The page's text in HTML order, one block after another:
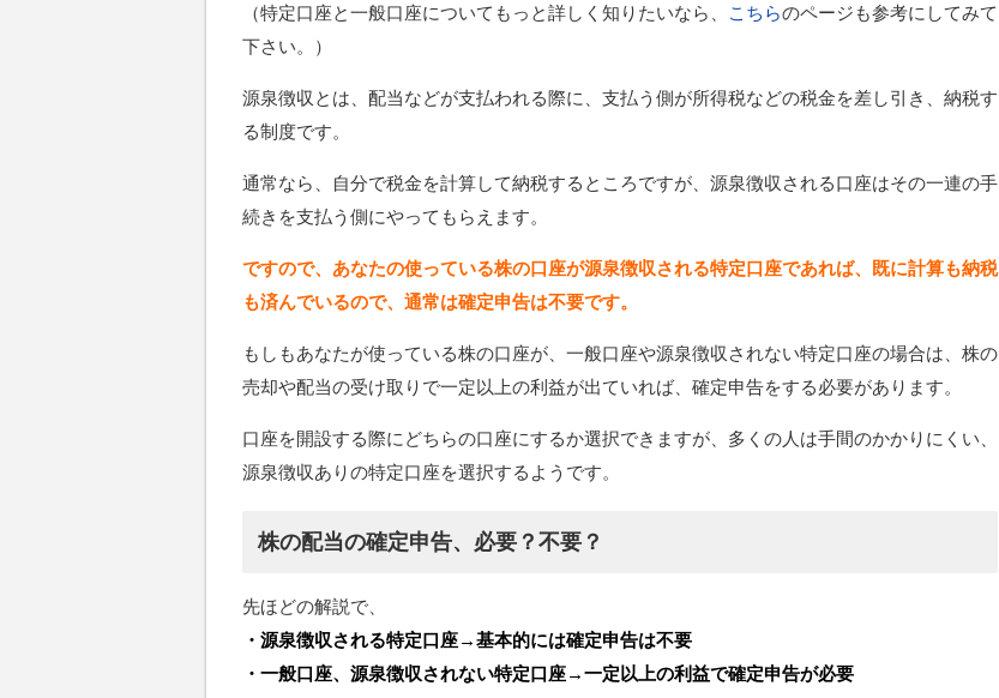
（特定口座と一般口座についてもっと詳しく知りたいなら、 こちらのページも参考にしてみて
下さい。）
源泉徴収とは、配当などが支払われる際に、支払う側が所得税などの税金を差し引き、納税す
る制度です。
通常なら、自分で税金を計算して納税するところですが、源泉徴収される口座はその一連の手
続きを支払う側にやってもらえます。
ですので、あなたの使っている株の口座が源泉徴収される特定口座であれば、既に計算も納税
も済んでいるので、通常は確定申告は不要です。
もしもあなたが使っている株の口座が、一般口座や源泉徴収されない特定口座の場合は、株の
売却や配当の受け取りで一定以上の利益が出ていれば、確定申告をする必要があります。
口座を開設する際にどちらの口座にするか選択できますが、多くの人は手間のかかりにくい、
源泉徴収ありの特定口座を選択するようです。
株の配当の確定申告、必要？不要？
先ほどの解説で、
・源泉徴収される特定口座→基本的には確定申告は不要
・一般口座、源泉徴収されない特定口座→一定以上の利益で確定申告が必要